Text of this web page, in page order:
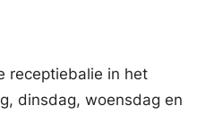
receptiebalie in het
dinsdag, woensdag en